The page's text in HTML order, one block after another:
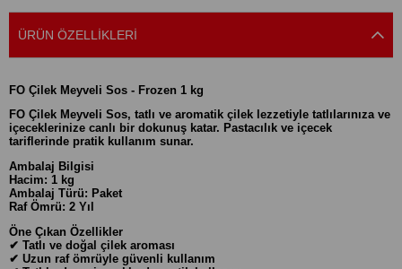
ÜRÜN ÖZELLIKLERI
FO Çilek Meyveli Sos - Frozen 1 kg
FO Çilek Meyveli Sos, tatlı ve aromatik çilek lezzetiyle tatlılarınıza ve
içeceklerinize canlı bir dokunuş katar. Pastacılık ve içecek
tariflerinde pratik kullanım sunar.
Ambalaj Bilgisi
Hacim: 1 kg
Ambalaj Türü: Paket
Raf Ömrü: 2 Yıl
Öne Çıkan Özellikler
✔ Tatlı ve doğal çilek aroması
✔ Uzun raf ömrüyle güvenli kullanım